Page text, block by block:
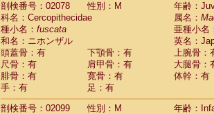
剖検番号：02078
性別：M
年齢：
科名：Cercopithecidae
属名：
種小名： fuscata
亜種小名
和名：ニホンザル
英名：
頭蓋骨：有
下顎骨：有
上腕骨：
尺骨：有
肩甲骨：有
大腿骨：
腓骨：有
寛骨：有
体幹：有
手：有
足：有
剖検番号：02099
性別：M
年齢：